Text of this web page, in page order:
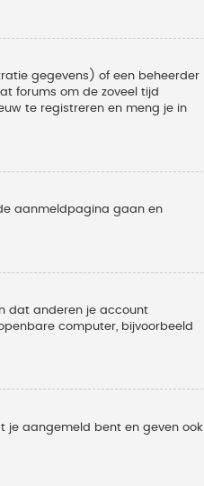
gegevens) of een beheerder
forums om de zoveel tijd
te registreren en meng je in
aanmeldpagina gaan en
dat anderen je account
computer, bijvoorbeeld
je aangemeld bent en geven ook